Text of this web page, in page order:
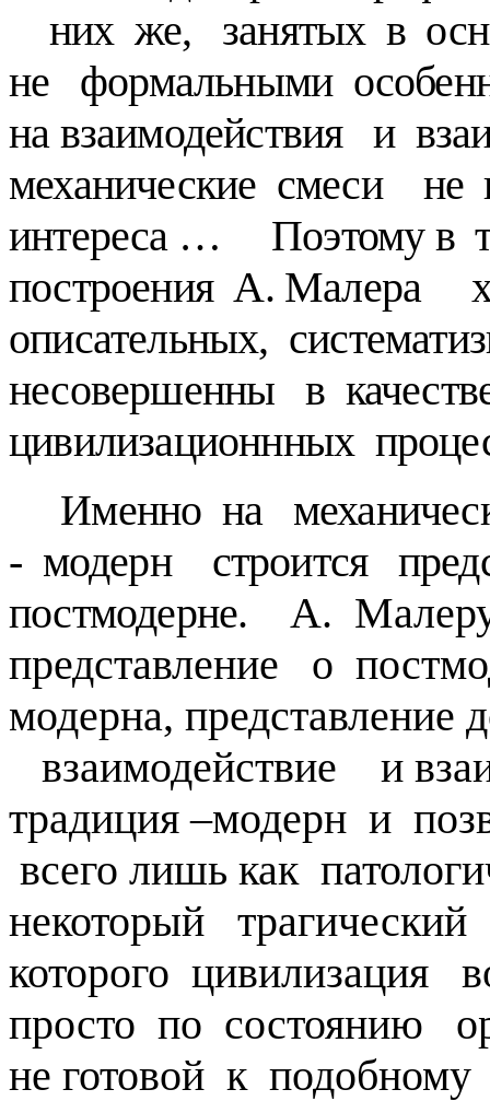
них же, занятых в
не формальными
на взаимодействия и
механические смеси не
интереса … Поэтому в
построения А. Малера
описательных,
несовершенны в
цивилизационнных
Именно на
- модерн строится
постмодерне.
А.
представление о
модерна, представление
взаимодействие и
традиция –модерн и
всего лишь как
некоторый
которого цивилизация
просто по состоянию
не готовой к